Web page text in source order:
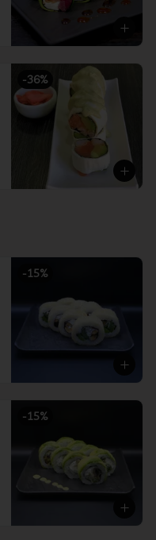
-36%
-15%
-15%